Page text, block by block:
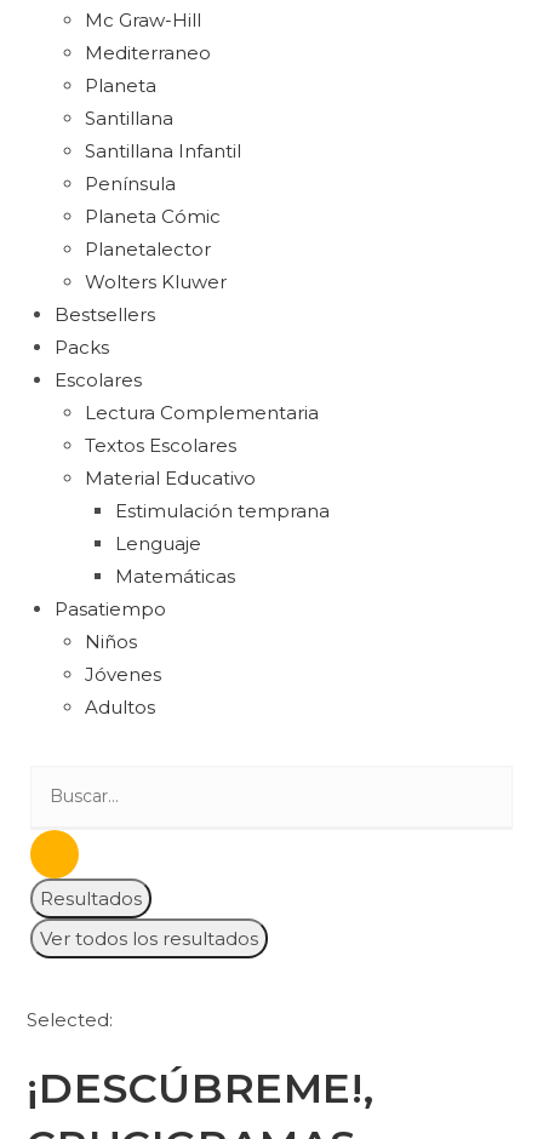
Mc Graw-Hill
Mediterraneo
Planeta
Santillana
Santillana Infantil
Península
Planeta Cómic
Planetalector
Wolters Kluwer
Bestsellers
Packs
Escolares
Lectura Complementaria
Textos Escolares
Material Educativo
Estimulación temprana
Lenguaje
Matemáticas
Pasatiempo
Niños
Jóvenes
Adultos
Resultados
Ver todos los resultados
Selected:
¡DESCÚBREME!,